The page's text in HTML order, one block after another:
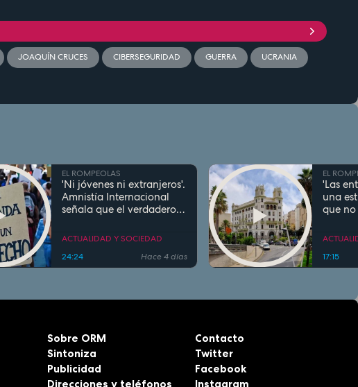
JOAQUÍN CRUCES CIBERSEGURIDAD GUERRA UCRANIA
EL ROMPEOLAS
'Ni jóvenes ni extranjeros'.
Amnistía Internacional
señala que el verdadero
vivienda en Murcia 'es la
ACTUALIDAD Y SOCIEDAD
24:24
Hace 4 días
EL
'Las
una
que
en
17:15
Sobre ORM
Sintoniza
Publicidad
Direcciones y teléfonos
Contacto
Twitter
Facebook
Instagram